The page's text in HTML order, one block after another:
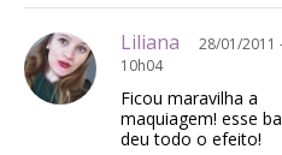
Liliana
28/01/2011
10h04
Ficou maravilha a
maquiagem! esse
deu todo o efeito!